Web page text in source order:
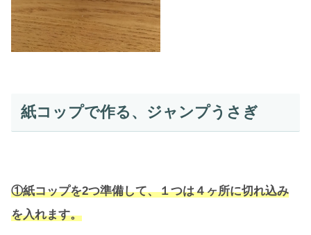
紙コップで作る、ジャンプうさぎ
①紙コップを2つ準備して、１つは４ヶ所に切れ込み
を入れます。